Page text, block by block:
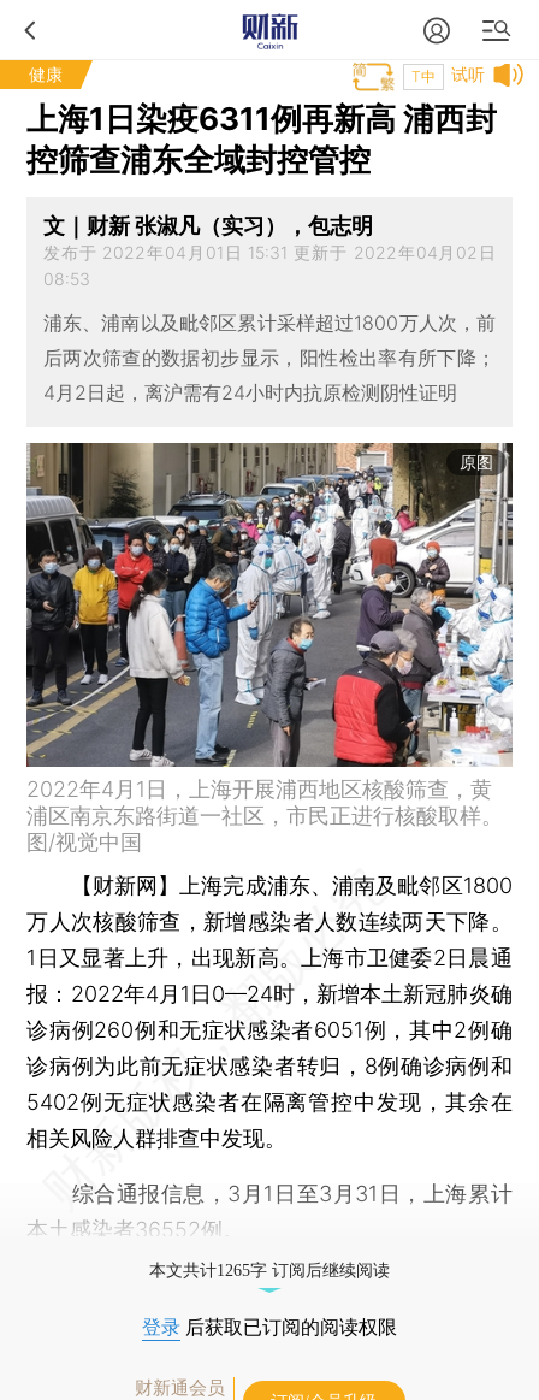
健康 试听
T中
上海1日染疫6311例再新高 浦西封
控筛查浦东全域封控管控
文｜财新 张淑凡（实习），包志明
发布于 2022年04月01日 15:31 更新于 2022年04月02日
08:53
浦东、浦南以及毗邻区累计采样超过1800万人次，前
后两次筛查的数据初步显示，阳性检出率有所下降；
4月2日起，离沪需有24小时内抗原检测阴性证明
原图
2022年4月1日，上海开展浦西地区核酸筛查，黄
浦区南京东路街道一社区，市民正进行核酸取样。
图/视觉中国
【财新网】
上海完成浦东、浦南及毗邻区1800
万人次核酸筛查，新增感染者人数连续两天下降。
1日又显著上升，出现新高。上海市卫健委2日晨通
报：2022年4月1日0—24时，新增本土新冠肺炎确
诊病例260例和无症状感染者6051例，其中2例确
诊病例为此前无症状感染者转归，8例确诊病例和
5402例无症状感染者在隔离管控中发现，其余在
相关风险人群排查中发现。
综合通报信息，3月1日至3月31日，上海累计
本土感染者36552例。
本文共计1265字 订阅后继续阅读
登录 后获取已订阅的阅读权限
财新通会员